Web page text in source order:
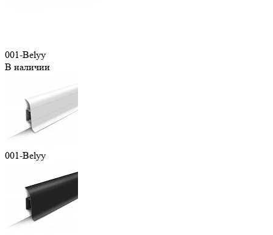
001-Belyy
В наличии
001-Belyy